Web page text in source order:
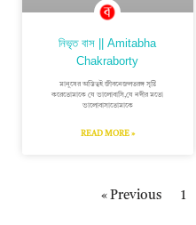
নিভৃত বাস || Amitabha
Chakraborty
মানুষের অস্তিত্বই জীবনেজলতরঙ্গ সৃষ্টি
করেতোমাকে যে ভালোবাসি,যে নদীর মতো
ভালোবাসাতোমাকে
READ MORE »
« Previous 1